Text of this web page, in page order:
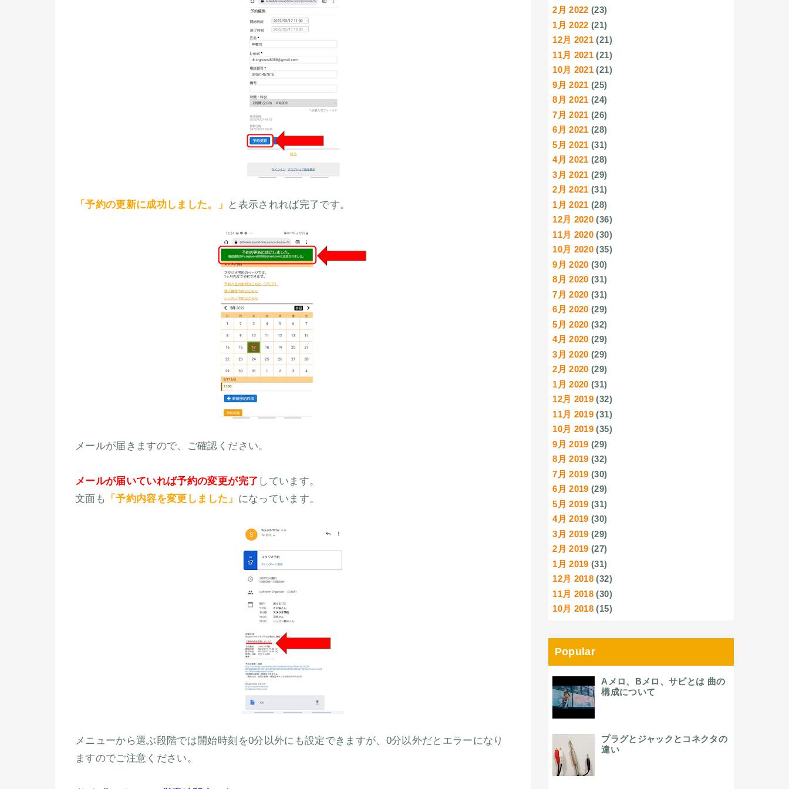
「予約の更新に成功しました。」 と表示されれば完了です。
メールが届きますので、ご確認ください。
メールが届いていれば予約の変更が完了 しています。
文面も
「予約内容を変更しました」 になっています。
メニューから選ぶ段階では開始時刻を0分以外にも設定できますが、0分以外だとエラーになり
ますのでご注意ください。
2月 2022 (23)
1月 2022 (21)
12月 2021 (21)
11月 2021 (21)
10月 2021 (21)
9月 2021 (25)
8月 2021 (24)
7月 2021 (26)
6月 2021 (28)
5月 2021 (31)
4月 2021 (28)
3月 2021 (29)
2月 2021 (31)
1月 2021 (28)
12月 2020 (36)
11月 2020 (30)
10月 2020 (35)
9月 2020 (30)
8月 2020 (31)
7月 2020 (31)
6月 2020 (29)
5月 2020 (32)
4月 2020 (29)
3月 2020 (29)
2月 2020 (29)
1月 2020 (31)
12月 2019 (32)
11月 2019 (31)
10月 2019 (35)
9月 2019 (29)
8月 2019 (32)
7月 2019 (30)
6月 2019 (29)
5月 2019 (31)
4月 2019 (30)
3月 2019 (29)
2月 2019 (27)
1月 2019 (31)
12月 2018 (32)
11月 2018 (30)
10月 2018 (15)
Popular
Aメロ、Bメロ、サビとは 曲の
構成について
プラグとジャックとコネクタの
違い